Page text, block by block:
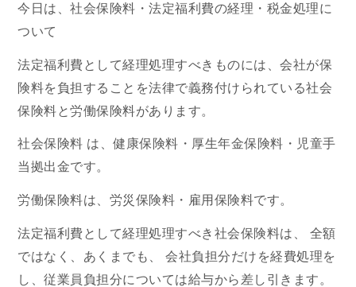
今日は、社会保険料・法定福利費の経理・税金処理に
ついて
法定福利費として経理処理すべきものには、会社が保
険料を負担することを法律で義務付けられている社会
保険料と労働保険料があります。
社会保険料 は、健康保険料・厚生年金保険料・児童手
当拠出金です。
労働保険料は、労災保険料・雇用保険料です。
法定福利費として経理処理すべき社会保険料は、 全額
ではなく、あくまでも、 会社負担分だけを経費処理を
し、従業員負担分については給与から差し引きます。